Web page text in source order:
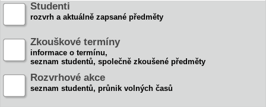
Studenti
rozvrh a aktuálně zapsané předměty
Zkouškové termíny
informace o termínu,
seznam studentů, společně zkoušené předměty
Rozvrhové akce
seznam studentů, průnik volných časů